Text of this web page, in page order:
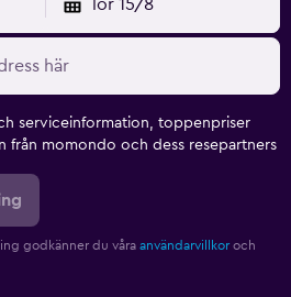
lör 15/8
serviceinformation, toppenpriser
från momondo och dess resepartners
godkänner du våra användarvillkor och